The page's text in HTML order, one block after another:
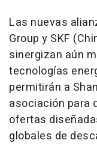
Las nuevas
Group y SKF (
sinergizan aún
tecnologías
permitirán a
asociación para
ofertas
globales de